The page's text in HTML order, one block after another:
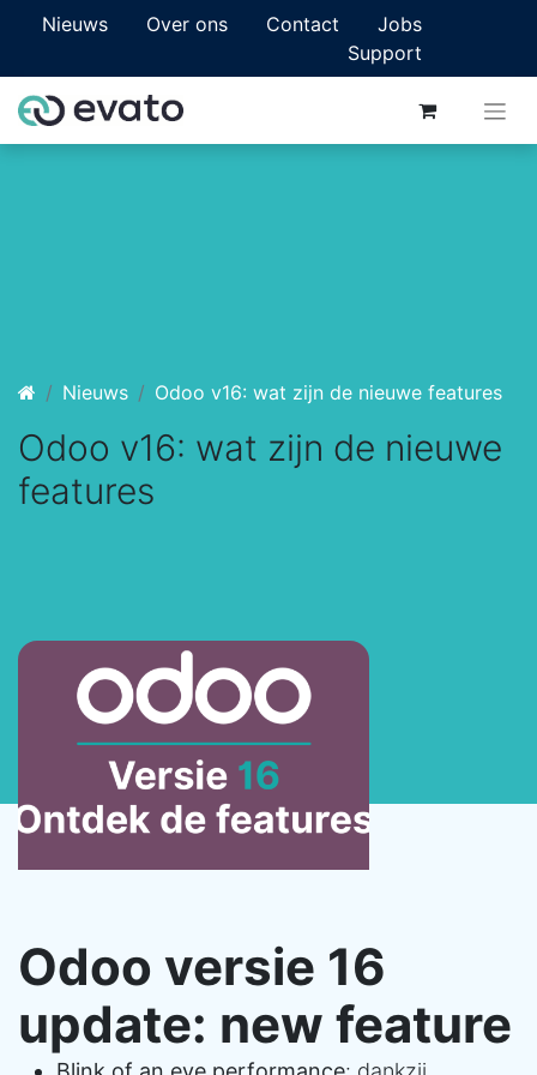
Nieuws Over ons Contact
Jobs
Support
Nieuws Odoo v16: wat zijn de nieuwe features
Odoo v16: wat zijn de nieuwe
features
Odoo versie 16
update: new feature